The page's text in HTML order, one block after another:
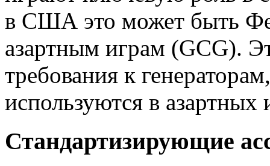
в США это может быть
азартным играм (GCG).
требования к
используются в азартных
Стандартизирующие